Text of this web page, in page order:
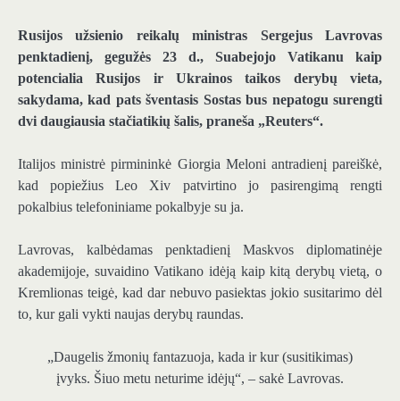
Rusijos užsienio reikalų ministras Sergejus Lavrovas
penktadienį, gegužės 23 d., Suabejojo ​​Vatikanu kaip
potencialia Rusijos ir Ukrainos taikos derybų vieta,
sakydama, kad pats šventasis Sostas bus nepatogu surengti
dvi daugiausia stačiatikių šalis, praneša „Reuters“.
Italijos ministrė pirmininkė Giorgia Meloni antradienį pareiškė,
kad popiežius Leo Xiv patvirtino jo pasirengimą rengti
pokalbius telefoniniame pokalbyje su ja.
Lavrovas, kalbėdamas penktadienį Maskvos diplomatinėje
akademijoje, suvaidino Vatikano idėją kaip kitą derybų vietą, o
Kremlionas teigė, kad dar nebuvo pasiektas jokio susitarimo dėl
to, kur gali vykti naujas derybų raundas.
„Daugelis žmonių fantazuoja, kada ir kur (susitikimas)
įvyks. Šiuo metu neturime idėjų“, – sakė Lavrovas.